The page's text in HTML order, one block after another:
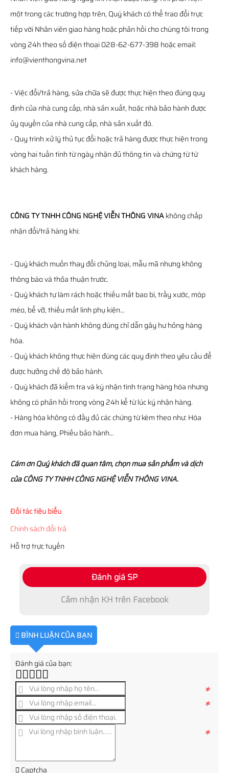
một trong các trường hợp trên, Quý khách có thể trao đổi trực
tiếp với Nhân viên giao hàng hoặc phản hồi cho chúng tôi trong
vòng 24h theo số điện thoại 028-62-677-398 hoặc email:
info@vienthongvina.net
- Việc đổi/trả hàng, sửa chữa sẽ được thực hiện theo đúng quy
định của nhà cung cấp, nhà sản xuất, hoặc nhà bảo hành được
ủy quyền của nhà cung cấp, nhà sản xuất đó.
- Quy trình xử lý thủ tục đổi hoặc trả hàng được thực hiện trong
vòng hai tuần tính từ ngày nhận đủ thông tin và chứng từ từ
khách hàng.
CÔNG TY TNHH CÔNG NGHỆ VIỄN THÔNG VINAkhông chấp
nhận đổi/trả hàng khi:
- Quý khách muốn thay đổi chủng loại, mẫu mã nhưng không
thông báo và thỏa thuận trước.
- Quý khách tự làm rách hoặc thiếu mất bao bì, trầy xước, móp
méo, bể vỡ, thiếu mất linh phụ kiện…
- Quý khách vận hành không đúng chỉ dẫn gây hư hỏng hàng
hóa.
- Quý khách không thực hiện đúng các quy định theo yêu cầu để
được hưởng chế độ bảo hành.
- Quý khách đã kiểm tra và ký nhận tình trạng hàng hóa nhưng
không có phản hồi trong vòng 24h kể từ lúc ký nhận hàng.
- Hàng hóa không có đầy đủ các chứng từ kèm theo như: Hóa
đơn mua hàng, Phiếu bảo hành…
Cám ơn Quý khách đã quan tâm, chọn mua sản phẩm và dịch
của CÔNG TY TNHH CÔNG NGHỆ VIỄN THÔNG VINA.
Đối tác tiêu biểu
Chính sách đổi trả
Hỗ trợ trực tuyến
Đánh giá SP
Cảm nhận KH trên Facebook
BÌNH LUẬN CỦA BẠN
Đánh giá của bạn:
*
*
*
Captcha